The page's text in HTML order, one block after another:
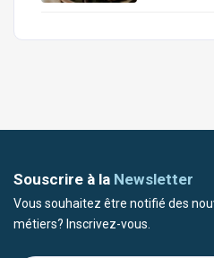
Souscrire à la Newsletter
Vous souhaitez être notifié des
métiers? Inscrivez-vous.